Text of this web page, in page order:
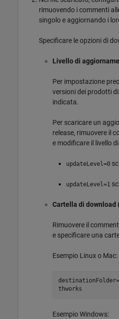
rimuovendo i commenti
singolo e aggiornando i
Specificare le opzioni di
Livello di
Per impostazione
versioni dei prodotti
indicata.
Per scaricare un
release, rimuovere il
e modificare il livello
updateLevel=0
updateLevel=1
Cartella di download
Rimuovere il
e specificare una
Esempio Linux o Mac:
destinationFolder=/
thworks
Esempio Windows: